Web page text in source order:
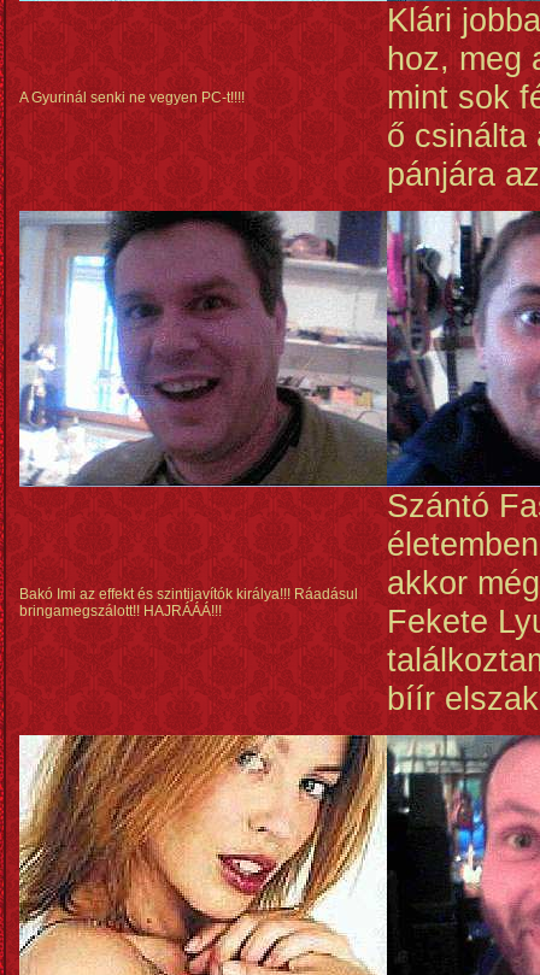
A Gyurinál senki ne vegyen PC-t!!!!
Klári
hoz, meg
mint sok
ő csinálta
pánjára
Bakó Imi az effekt és szintijavítók királya!!! Ráadásul
bringamegszálott!! HAJRÁÁÁ!!!
Szántó
akkor
Fekete
bíír